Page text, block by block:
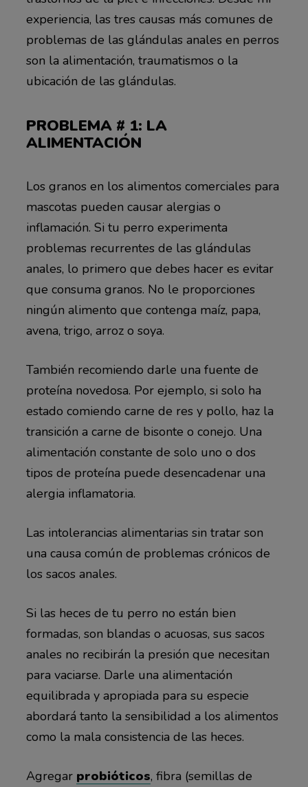
experiencia, las tres causas más comunes de
problemas de las glándulas anales en perros
son la alimentación, traumatismos o la
ubicación de las glándulas.
PROBLEMA # 1: LA
ALIMENTACIÓN
Los granos en los alimentos comerciales para
mascotas pueden causar alergias o
inflamación. Si tu perro experimenta
problemas recurrentes de las glándulas
anales, lo primero que debes hacer es evitar
que consuma granos. No le proporciones
ningún alimento que contenga maíz, papa,
avena, trigo, arroz o soya.
También recomiendo darle una fuente de
proteína novedosa. Por ejemplo, si solo ha
estado comiendo carne de res y pollo, haz la
transición a carne de bisonte o conejo. Una
alimentación constante de solo uno o dos
tipos de proteína puede desencadenar una
alergia inflamatoria.
Las intolerancias alimentarias sin tratar son
una causa común de problemas crónicos de
los sacos anales.
Si las heces de tu perro no están bien
formadas, son blandas o acuosas, sus sacos
anales no recibirán la presión que necesitan
para vaciarse. Darle una alimentación
equilibrada y apropiada para su especie
abordará tanto la sensibilidad a los alimentos
como la mala consistencia de las heces.
Agregar probióticos, fibra (semillas de